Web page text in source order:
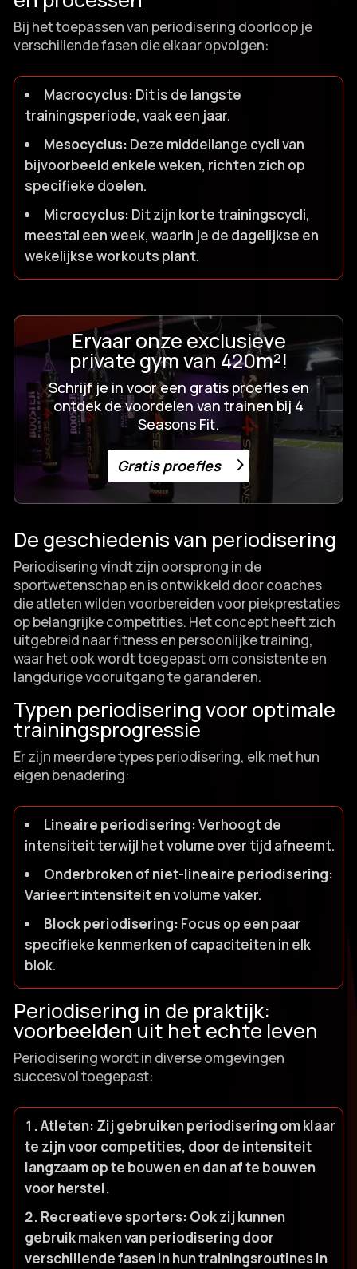
Bij het toepassen van periodisering doorloop je
verschillende fasen die elkaar opvolgen:
Macrocyclus: Dit is de langste
trainingsperiode, vaak een jaar.​
Mesocyclus: Deze middellange cycli van
bijvoorbeeld enkele weken, richten zich op
specifieke doelen.​
Microcyclus: Dit zijn korte trainingscycli,
meestal een week, waarin je de dagelijkse en
wekelijkse workouts plant.​
Ervaar onze exclusieve
private gym van 420m²!
Schrijf je in voor een gratis proefles en
ontdek de voordelen van trainen bij 4
Seasons Fit.
Gratis proefles
De geschiedenis van periodisering
Periodisering vindt zijn oorsprong in de
sportwetenschap en is ontwikkeld door coaches
die atleten wilden voorbereiden voor piekprestaties
op belangrijke competities.​ Het concept heeft zich
uitgebreid naar fitness en persoonlijke training,
waar het ook wordt toegepast om consistente en
langdurige vooruitgang te garanderen.​
Typen periodisering voor optimale
trainingsprogressie
Er zijn meerdere types periodisering, elk met hun
eigen benadering:
Lineaire periodisering:Verhoogt de
intensiteit terwijl het volume over tijd afneemt.​
Onderbroken of niet-lineaire periodisering:
Varieert intensiteit en volume vaker.​
Block periodisering: Focus op een paar
specifieke kenmerken of capaciteiten in elk
blok.​
Periodisering in de praktijk:
voorbeelden uit het echte leven
Periodisering wordt in diverse omgevingen
succesvol toegepast:
Atleten: Zij gebruiken periodisering om klaar
te zijn voor competities, door de intensiteit
langzaam op te bouwen en dan af te bouwen
voor herstel.​
Recreatieve sporters: Ook zij kunnen
gebruik maken van periodisering door
verschillende fasen in hun trainingsroutines in